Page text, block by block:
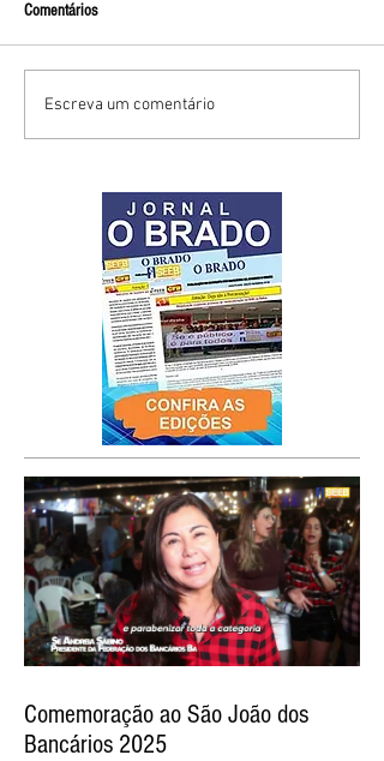
Comentários
Escreva um comentário
Comemoração ao São João dos
Bancários 2025